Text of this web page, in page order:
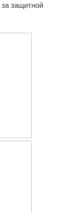
защитной